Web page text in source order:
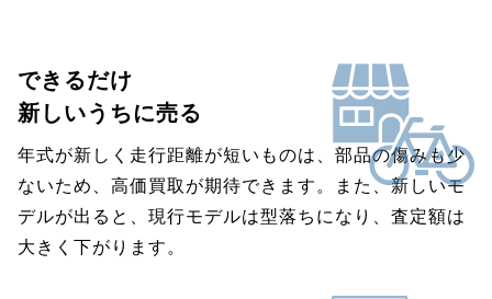
できるだけ
新しいうちに売る
年式が新しく走行距離が短いものは、部品の傷みも少
ないため、高価買取が期待できます。また、新しいモ
デルが出ると、現行モデルは型落ちになり、査定額は
大きく下がります。